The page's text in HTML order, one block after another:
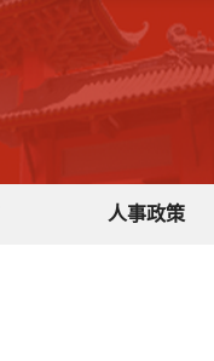
人事政策